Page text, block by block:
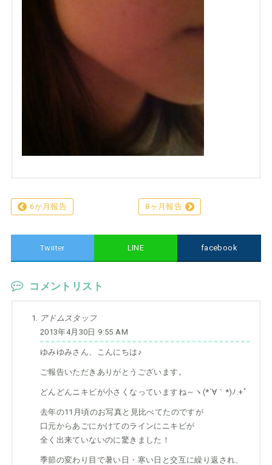
6か月報告 8ヶ月報告
Twiiter LINE facebook
コメントリスト
アドムスタッフ
2013年4月30日 9:55 AM
ゆみゆみさん、こんにちは♪
ご報告いただきありがとうございます。
どんどんニキビが小さくなっていますね～ヽ(*´∀｀*)ﾉ.+ﾟ
去年の11月頃のお写真と見比べてたのですが
口元からあごにかけてのラインにニキビが
全く出来ていないのに驚きました！
季節の変わり目で暑い日・寒い日と交互に繰り返され、